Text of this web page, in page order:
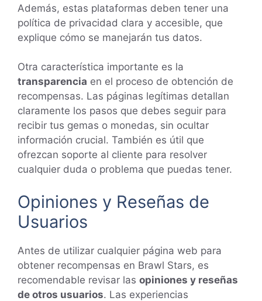
Además, estas plataformas deben tener una
política de privacidad clara y accesible, que
explique cómo se manejarán tus datos.
Otra característica importante es la
transparencia en el proceso de obtención de
recompensas. Las páginas legítimas detallan
claramente los pasos que debes seguir para
recibir tus gemas o monedas, sin ocultar
información crucial. También es útil que
ofrezcan soporte al cliente para resolver
cualquier duda o problema que puedas tener.
Opiniones y Reseñas de
Usuarios
Antes de utilizar cualquier página web para
obtener recompensas en Brawl Stars, es
recomendable revisar las opiniones y reseñas
de otros usuarios. Las experiencias